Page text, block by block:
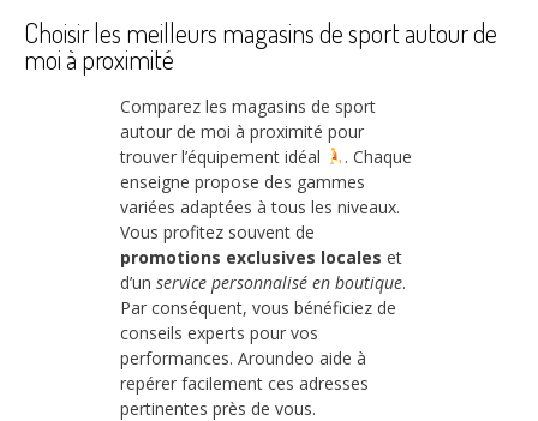
Choisir les meilleurs magasins de sport autour de
moi à proximité
Comparez les magasins de sport
autour de moi à proximité pour
trouver l’équipement idéal
. Chaque
enseigne propose des gammes
variées adaptées à tous les niveaux.
Vous profitez souvent de
promotions exclusives locales et
d’un service personnalisé en boutique.
Par conséquent, vous bénéficiez de
conseils experts pour vos
performances. Aroundeo aide à
repérer facilement ces adresses
pertinentes près de vous.